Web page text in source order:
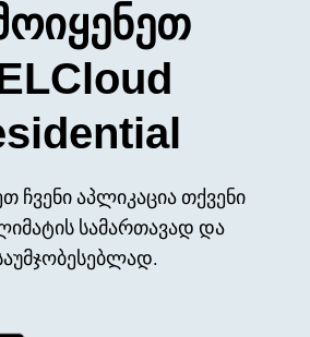
ჩვენი აპლიკაცია თქვენი
სამართავად და